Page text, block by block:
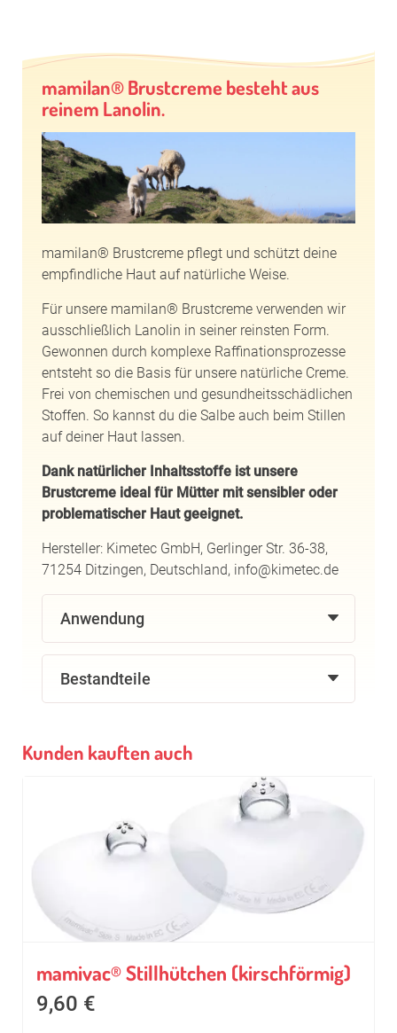
mamilan® Brustcreme besteht aus
reinem Lanolin.
mamilan® Brustcreme pflegt und schützt deine
empfindliche Haut auf natürliche Weise.
Für unsere mamilan® Brustcreme verwenden wir
ausschließlich Lanolin in seiner reinsten Form.
Gewonnen durch komplexe Raffinationsprozesse
entsteht so die Basis für unsere natürliche Creme.
Frei von chemischen und gesundheitsschädlichen
Stoffen. So kannst du die Salbe auch beim Stillen
auf deiner Haut lassen.
Dank natürlicher Inhaltsstoffe ist unsere
Brustcreme ideal für Mütter mit sensibler oder
problematischer Haut geeignet.
Hersteller: Kimetec GmbH, Gerlinger Str. 36-38,
71254 Ditzingen, Deutschland, info@kimetec.de
Anwendung
Bestandteile
Kunden kauften auch
mamivac®Stillhütchen (kirschförmig)
9,60 €